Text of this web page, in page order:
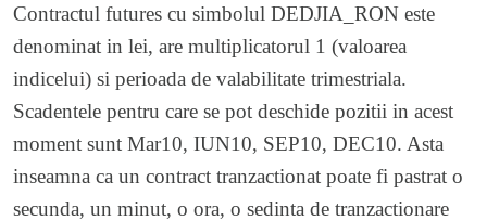
Contractul futures cu simbolul DEDJIA_RON este
denominat in lei, are multiplicatorul 1 (valoarea
indicelui) si perioada de valabilitate trimestriala.
Scadentele pentru care se pot deschide pozitii in acest
moment sunt Mar10, IUN10, SEP10, DEC10. Asta
inseamna ca un contract tranzactionat poate fi pastrat o
secunda, un minut, o ora, o sedinta de tranzactionare